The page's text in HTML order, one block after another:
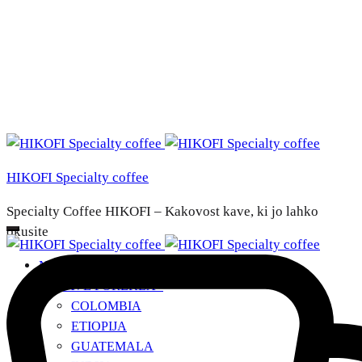
HIKOFI Specialty coffee
Specialty Coffee HIKOFI – Kakovost kave, ki jo lahko
okusite
NAŠE KAVE
DRŽAVE POREKLA+
COLOMBIA
ETIOPIJA
GUATEMALA